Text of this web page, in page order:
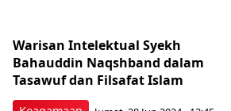
Warisan Intelektual Syekh
Bahauddin Naqshband dalam
Tasawuf dan Filsafat Islam